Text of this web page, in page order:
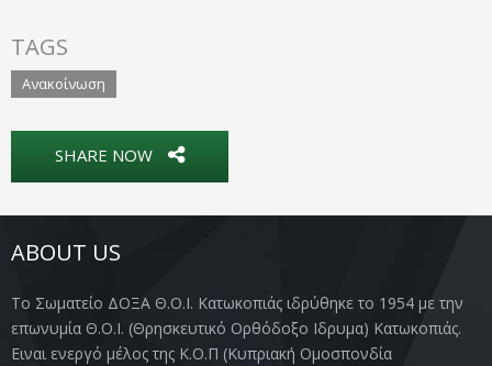
TAGS
Ανακοίνωση
SHARE NOW
ABOUT US
Το Σωματείο ΔΟΞΑ Θ.Ο.Ι. Κατωκοπιάς ιδρύθηκε το 1954 με την
επωνυμία Θ.Ο.Ι. (Θρησκευτικό Ορθόδοξο Ιδρυμα) Κατωκοπιάς.
Ειναι ενεργό μέλος της Κ.Ο.Π (Κυπριακή Ομοσπονδία